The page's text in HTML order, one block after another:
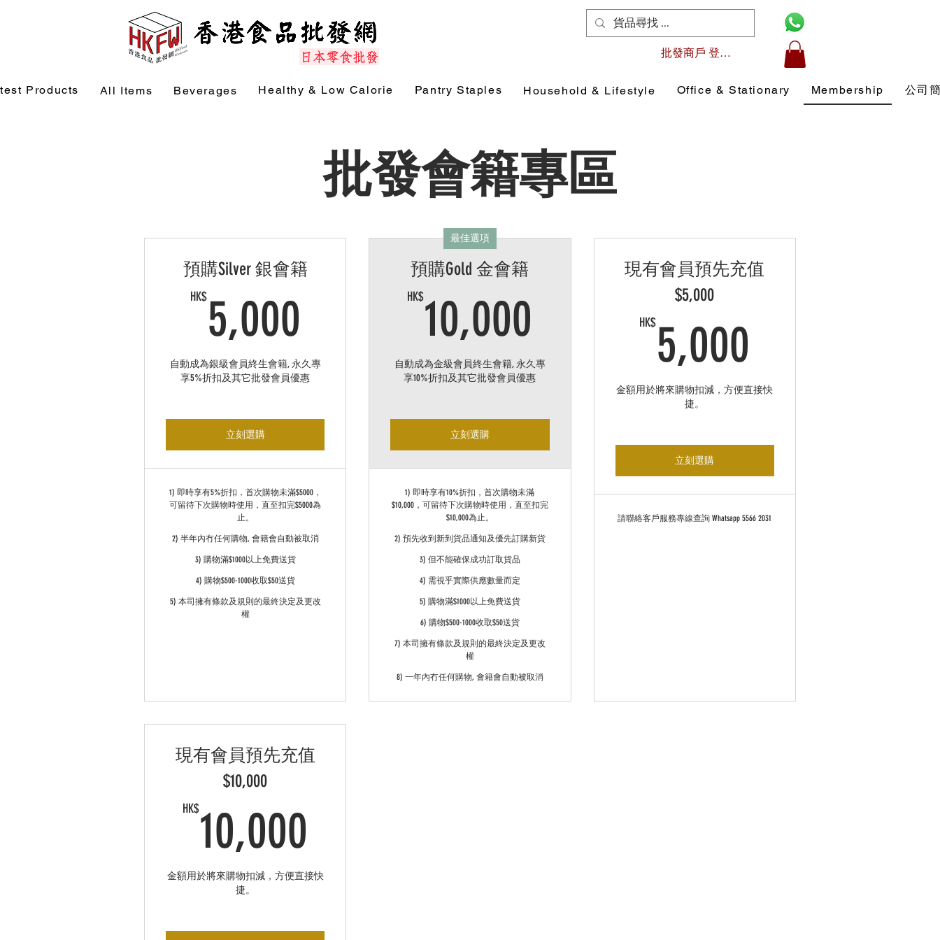
批發商戶 登入/註冊
Products All Items Beverages Healthy & Low Calorie Pantry Staples Household & Lifestyle Office & Stationary Membership 公司
批發會籍專區
預購Silver 銀會籍
HK$5,000 5,000HK$
自動成為銀級會員終生會籍, 永久專
享5%折扣及其它批發會員優惠
立刻選購
1) 即時享有5%折扣，首次購物未滿$5000，
可留待下次購物時使用，直至扣完$5000為
止。
2) 半年內冇任何購物, 會籍會自動被取消
3) 購物滿$1000以上免費送貨
4) 購物$500-1000收取$50送貨
5) 本司擁有條款及規則的最終決定及更改
權
最佳選項
預購Gold 金會籍
HK$10,000 10,000HK$
自動成為金級會員終生會籍, 永久專
享10%折扣及其它批發會員優惠
立刻選購
1) 即時享有10%折扣，首次購物未滿
$10,000，可留待下次購物時使用，直至扣完
$10,000為止。
2) 預先收到新到貨品通知及優先訂購新貨
3) 但不能確保成功訂取貨品
4) 需視乎實際供應數量而定
5) 購物滿$1000以上免費送貨
6) 購物$500-1000收取$50送貨
7) 本司擁有條款及規則的最終決定及更改
權
8) 一年內冇任何購物, 會籍會自動被取消
現有會員預先充值
$5,000
HK$5,000
金額用於將來購物扣減，方便直接快
捷。
立刻選購
請聯絡客戶服務專線查詢 Whatsapp 5566 2031
現有會員預先充值
$10,000
HK$10,000
金額用於將來購物扣減，方便直接快
捷。